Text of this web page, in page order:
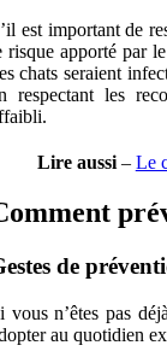
est important de
risque apporté par le
chats seraient
respectant les
Lire aussi– Le
de
vous n’êtes pas
au quotidien